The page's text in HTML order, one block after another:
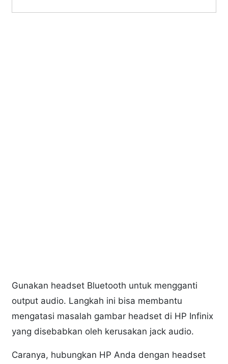
Gunakan headset Bluetooth untuk mengganti
output audio. Langkah ini bisa membantu
mengatasi masalah gambar headset di HP Infinix
yang disebabkan oleh kerusakan jack audio.
Caranya, hubungkan HP Anda dengan headset